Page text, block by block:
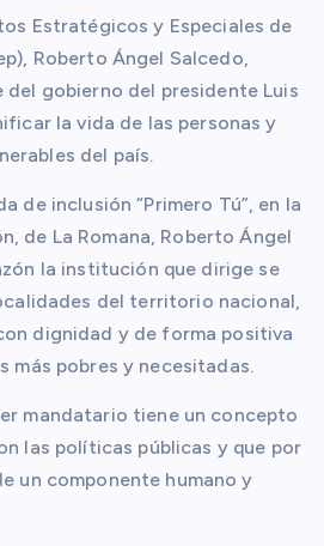
Estratégicos y Especiales de
Roberto Ángel Salcedo,
del gobierno del presidente Luis
la vida de las personas y
del país.
de inclusión “Primero Tú”, en la
de La Romana, Roberto Ángel
la institución que dirige se
del territorio nacional,
dignidad y de forma positiva
más pobres y necesitadas.
mandatario tiene un concepto
las políticas públicas y que por
un componente humano y